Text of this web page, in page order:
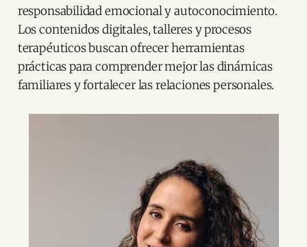
responsabilidad emocional y autoconocimiento.
Los contenidos digitales, talleres y procesos
terapéuticos buscan ofrecer herramientas
prácticas para comprender mejor las dinámicas
familiares y fortalecer las relaciones personales.